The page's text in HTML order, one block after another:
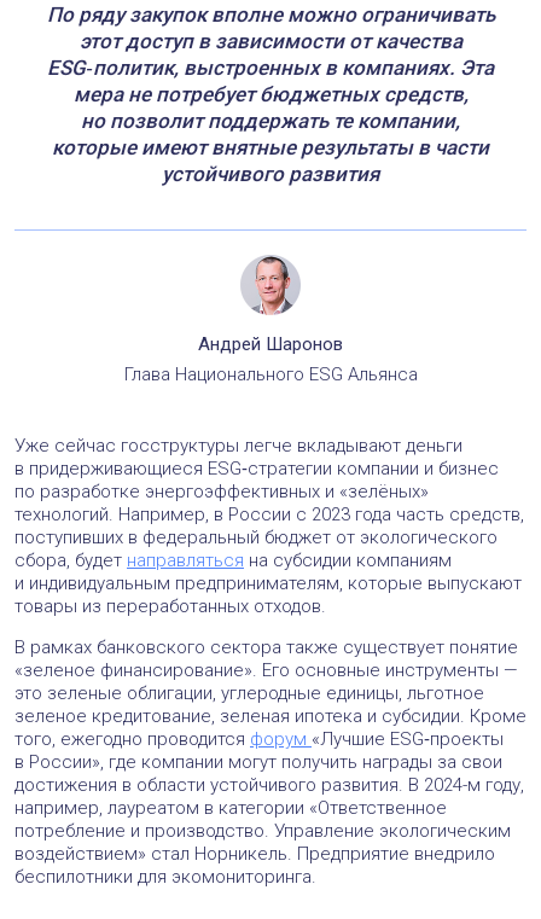
По ряду закупок вполне можно ограничивать
этот доступ в зависимости от качества
ESG‑политик, выстроенных в компаниях. Эта
мера не потребует бюджетных средств,
но позволит поддержать те компании,
которые имеют внятные результаты в части
устойчивого развития
Андрей Шаронов
Глава Национального ESG Альянса
Уже сейчас госструктуры легче вкладывают деньги
в придерживающиеся ESG‑стратегии компании и бизнес
по разработке энергоэффективных и «зелёных»
технологий. Например, в России с 2023 года часть средств,
поступивших в федеральный бюджет от экологического
сбора, будет направляться на субсидии компаниям
и индивидуальным предпринимателям, которые выпускают
товары из переработанных отходов.
В рамках банковского сектора также существует понятие
«зеленое финансирование». Его основные инструменты —
это зеленые облигации, углеродные единицы, льготное
зеленое кредитование, зеленая ипотека и субсидии. Кроме
того, ежегодно проводится форум «Лучшие ESG‑проекты
в России», где компании могут получить награды за свои
достижения в области устойчивого развития. В 2024-м году,
например, лауреатом в категории «Ответственное
потребление и производство. Управление экологическим
воздействием» стал Норникель. Предприятие внедрило
беспилотники для экомониторинга.